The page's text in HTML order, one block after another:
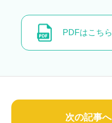
PDFはこちら
次の記事へ